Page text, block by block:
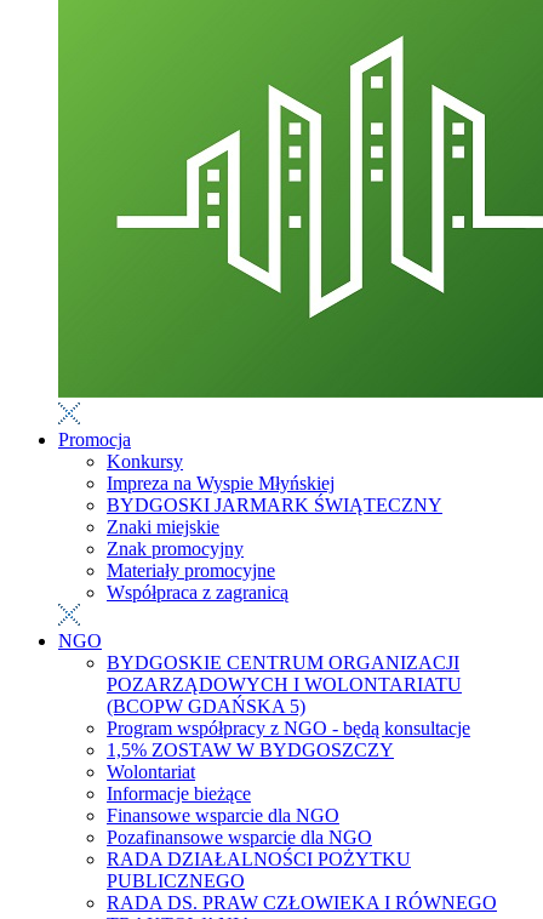
Promocja
Konkursy
Impreza na Wyspie Młyńskiej
BYDGOSKI JARMARK ŚWIĄTECZNY
Znaki miejskie
Znak promocyjny
Materiały promocyjne
Współpraca z zagranicą
NGO
BYDGOSKIE CENTRUM ORGANIZACJI
POZARZĄDOWYCH I WOLONTARIATU
(BCOPW GDAŃSKA 5)
Program współpracy z NGO - będą konsultacje
1,5% ZOSTAW W BYDGOSZCZY
Wolontariat
Informacje bieżące
Finansowe wsparcie dla NGO
Pozafinansowe wsparcie dla NGO
RADA DZIAŁALNOŚCI POŻYTKU
PUBLICZNEGO
RADA DS. PRAW CZŁOWIEKA I RÓWNEGO